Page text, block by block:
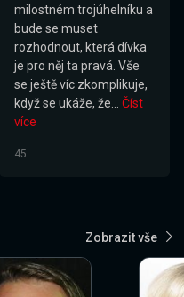
milostném trojúhelníku a
bude se muset
rozhodnout, která dívka
je pro něj ta pravá. Vše
se ještě víc zkomplikuje,
když se ukáže, že...
Číst
více
45
Zobrazit vše